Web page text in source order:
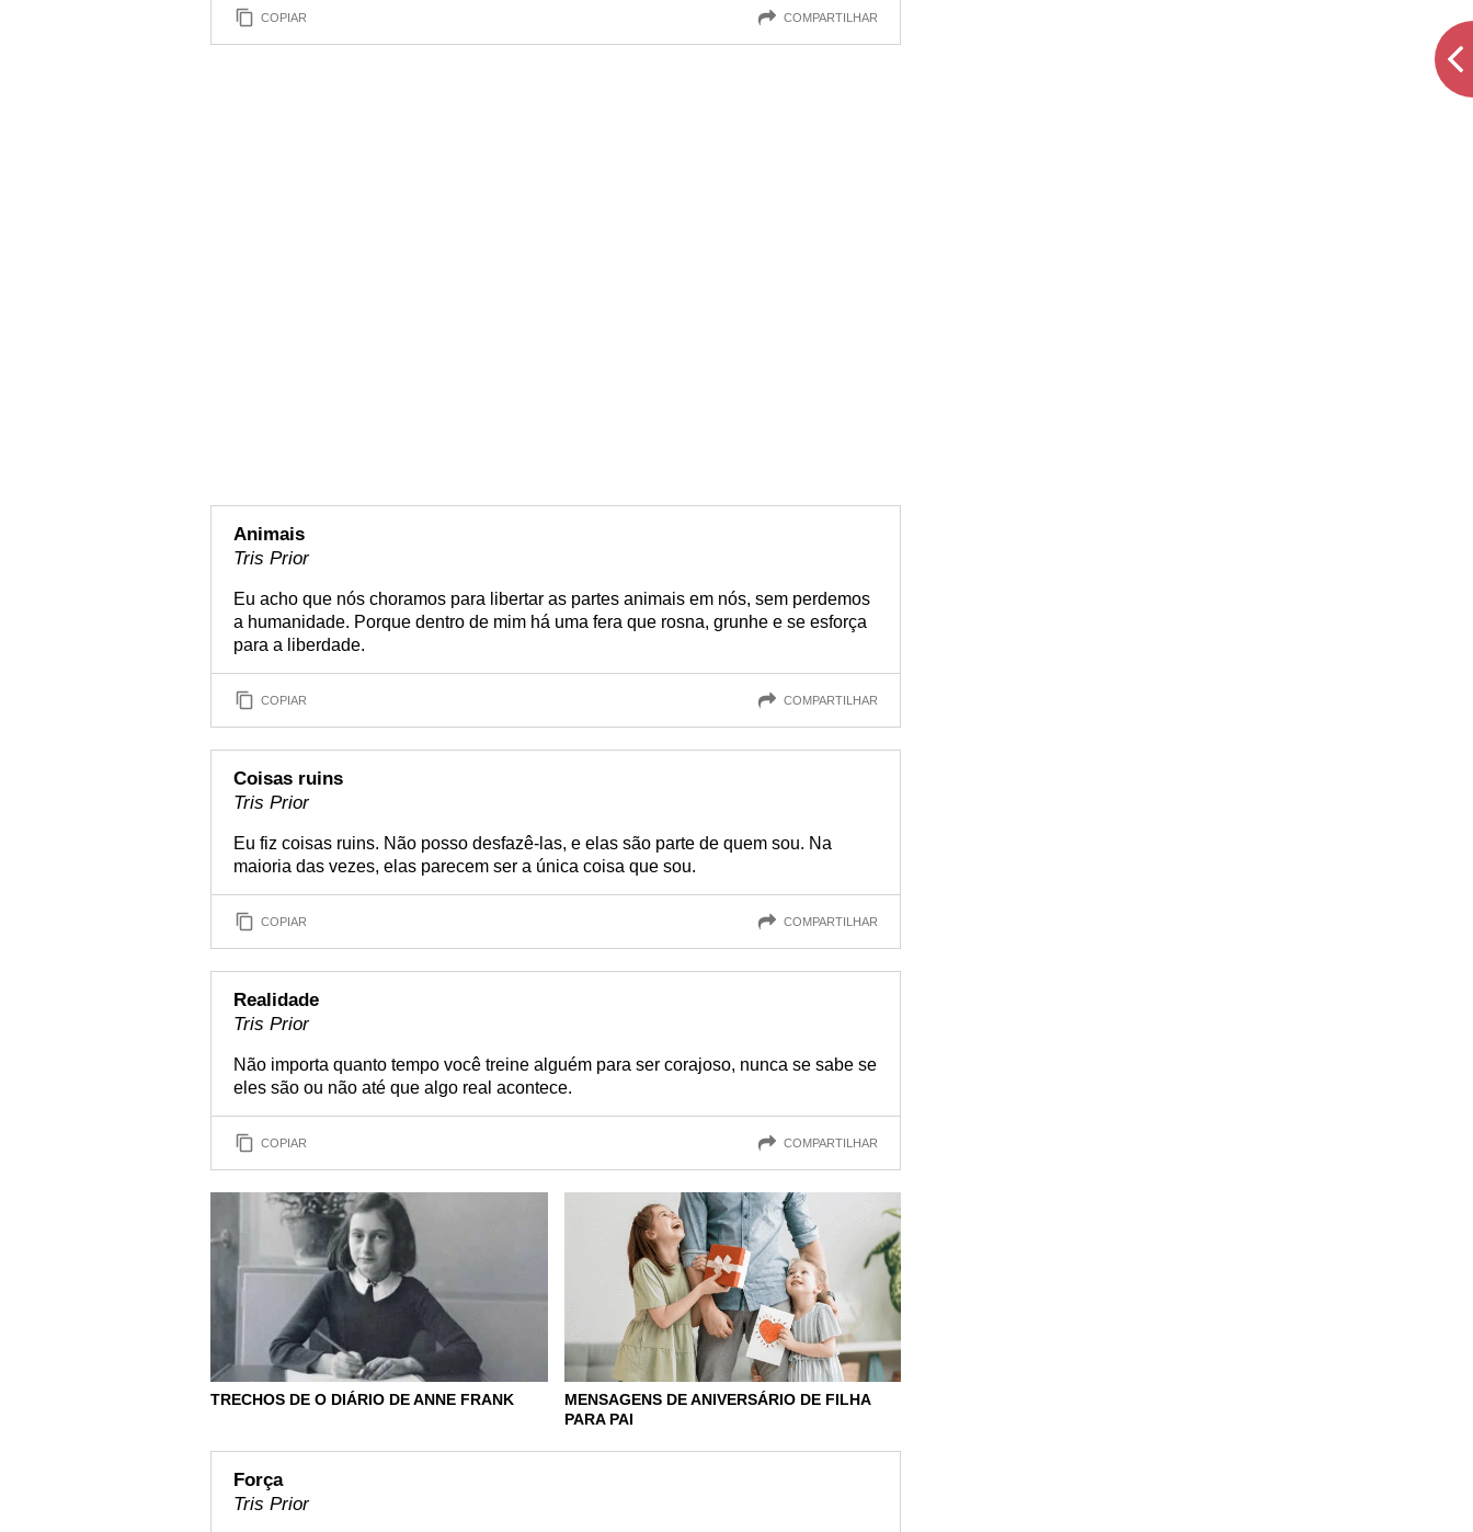
COPIAR COMPARTILHAR
Animais
Tris Prior
Eu acho que nós choramos para libertar as partes animais em nós, sem perdemos
a humanidade. Porque dentro de mim há uma fera que rosna, grunhe e se esforça
para a liberdade.
COPIAR COMPARTILHAR
Coisas ruins
Tris Prior
Eu fiz coisas ruins. Não posso desfazê-las, e elas são parte de quem sou. Na
maioria das vezes, elas parecem ser a única coisa que sou.
COPIAR COMPARTILHAR
Realidade
Tris Prior
Não importa quanto tempo você treine alguém para ser corajoso, nunca se sabe se
eles são ou não até que algo real acontece.
COPIAR COMPARTILHAR
TRECHOS DE O DIÁRIO DE ANNE FRANK
MENSAGENS DE ANIVERSÁRIO DE FILHA
PARA PAI
Força
Tris Prior